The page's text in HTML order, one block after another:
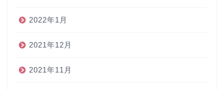
2022年1月
2021年12月
2021年11月